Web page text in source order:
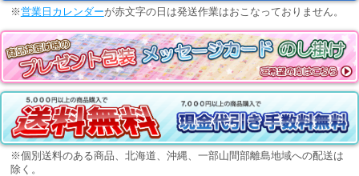
※営業日カレンダーが赤文字の日は発送作業はおこなっておりません。
※個別送料のある商品、北海道、沖縄、一部山間部離島地域への配送は
除く。